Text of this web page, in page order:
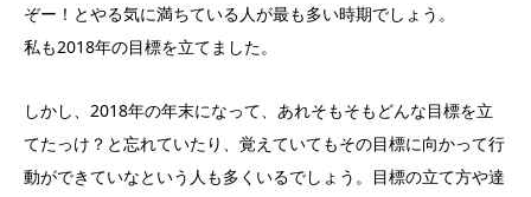
ぞー！とやる気に満ちている人が最も多い時期でしょう。
私も2018年の目標を立てました。
しかし、2018年の年末になって、あれそもそもどんな目標を立
てたっけ？と忘れていたり、覚えていてもその目標に向かって行
動ができていなという人も多くいるでしょう。目標の立て方や達